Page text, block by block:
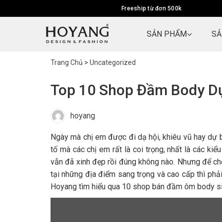
Freeship từ đơn 500k
SẢN PHẨM
Trang Chủ > Uncategorized
Top 10 Shop Đầm Body
hoyang
Ngày mà chị em được đi dạ hội, khiêu vũ hay dự
tố mà các chị em rất là coi trọng, nhất là các
vẫn đã xinh đẹp rồi đúng không nào. Nhưng để
tại những địa điểm sang trọng và cao cấp thì
Hoyang tìm hiểu qua 10 shop bán đầm ôm body
những người
Tư vấn cho khách nhiệt tình, ship